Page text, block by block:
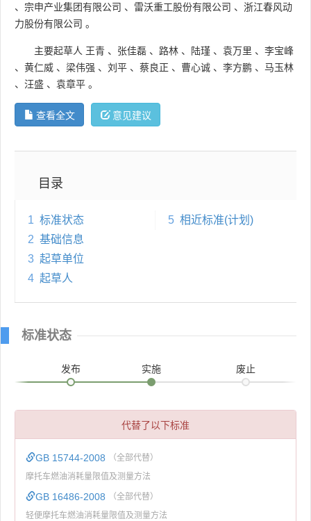
、 宗申产业集团有限公司 、 雷沃重工股份有限公司 、 浙江春风动
力股份有限公司 。
主要起草人 王青 、 张佳磊 、 路林 、 陆瑾 、 袁万里 、 李宝峰
、 黄仁威 、 梁伟强 、 刘平 、 蔡良正 、 曹心诚 、 李方鹏 、 马玉林
、 汪盛 、 袁章平 。
查看全文 意见建议
目录
1 标准状态
2 基础信息
3 起草单位
4 起草人
5 相近标准(计划)
标准状态
发布 实施 废止
代替了以下标准
GB 15744-2008 （全部代替）
摩托车燃油消耗量限值及测量方法
GB 16486-2008 （全部代替）
轻便摩托车燃油消耗量限值及测量方法